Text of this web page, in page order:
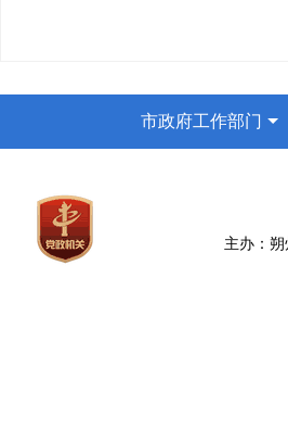
市政府工作部门
主办：